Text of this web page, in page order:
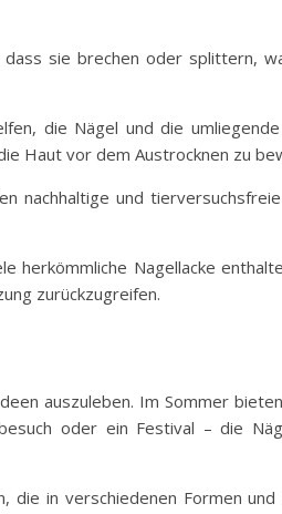
sie brechen oder splittern,
die Nägel und die
Haut vor dem Austrocknen zu
nachhaltige und
herkömmliche Nagellacke
zurückzugreifen.
auszuleben. Im Sommer
oder ein Festival – die
in verschiedenen Formen